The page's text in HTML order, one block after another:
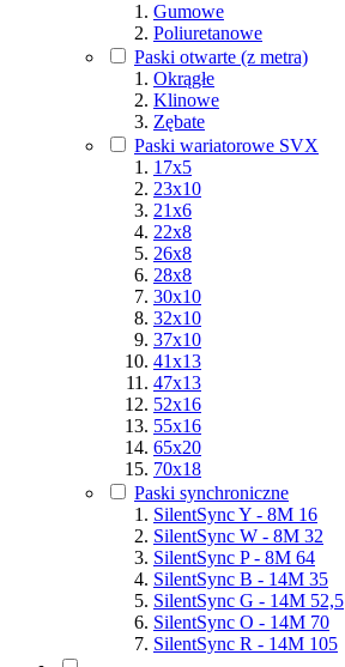
Gumowe
Poliuretanowe
Paski otwarte (z metra)
Okrągłe
Klinowe
Zębate
Paski wariatorowe SVX
17x5
23x10
21x6
22x8
26x8
28x8
30x10
32x10
37x10
41x13
47x13
52x16
55x16
65x20
70x18
Paski synchroniczne
SilentSync Y - 8M 16
SilentSync W - 8M 32
SilentSync P - 8M 64
SilentSync B - 14M 35
SilentSync G - 14M 52,5
SilentSync O - 14M 70
SilentSync R - 14M 105